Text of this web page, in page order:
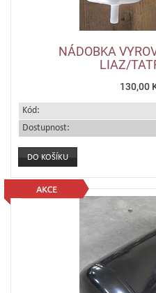
NÁDOBKA
LIAZ/
130,00
Kód:
Dostupnost: